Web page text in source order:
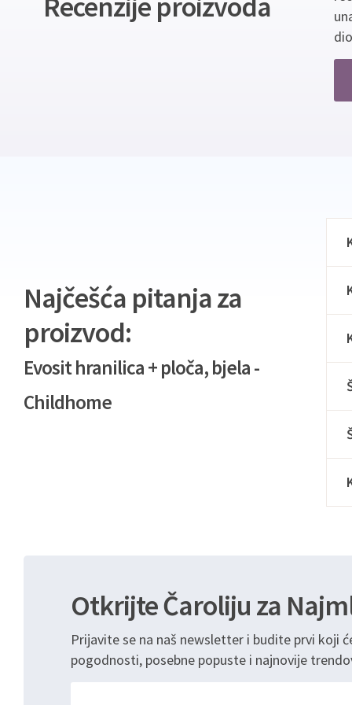
Najčešća pitanja za
proizvod:
Evosit hranilica + ploča, bjela -
Childhome
Otkrijte Čaroliju za
Prijavite se na naš newsletter i budite prvi koji
pogodnosti, posebne popuste i najnovije